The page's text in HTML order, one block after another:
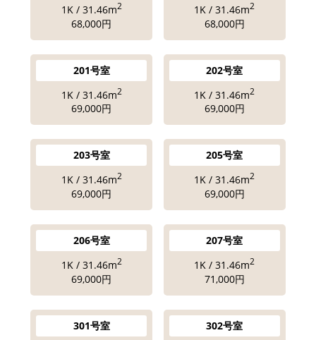
1K / 31.46m2
68,000円
1K / 31.46m2
68,000円
201号室
1K / 31.46m2
69,000円
202号室
1K / 31.46m2
69,000円
203号室
1K / 31.46m2
69,000円
205号室
1K / 31.46m2
69,000円
206号室
1K / 31.46m2
69,000円
207号室
1K / 31.46m2
71,000円
301号室
302号室